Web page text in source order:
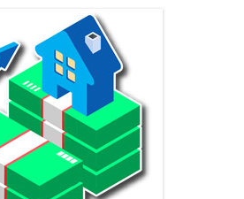
garantizado de
garantizando el
de tus finanzas.